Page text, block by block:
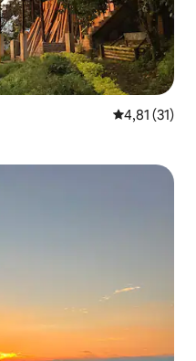
Évaluation
4,81 (31)